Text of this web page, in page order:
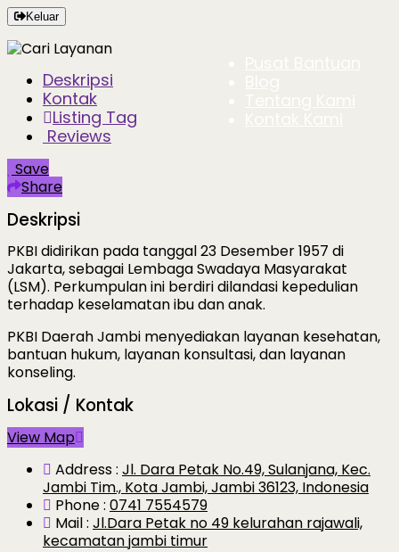
Keluar
Deskripsi
Kontak
Listing Tag
Reviews
Save
Share
Deskripsi
PKBI didirikan pada tanggal 23 Desember 1957 di
Jakarta, sebagai Lembaga Swadaya Masyarakat
(LSM). Perkumpulan ini berdiri dilandasi kepedulian
terhadap keselamatan ibu dan anak.
PKBI Daerah Jambi menyediakan layanan kesehatan,
bantuan hukum, layanan konsultasi, dan layanan
konseling.
Lokasi / Kontak
View Map
Address : Jl. Dara Petak No.49, Sulanjana, Kec.
Jambi Tim., Kota Jambi, Jambi 36123, Indonesia
Phone : 0741 7554579
Mail : Jl.Dara Petak no 49 kelurahan rajawali,
kecamatan jambi timur